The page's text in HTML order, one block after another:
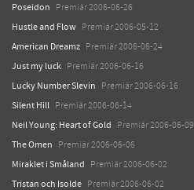
Poseidon Premiär 2006-06-26
Hustle and Flow Premiär 2006-05-12
American Dreamz Premiär 2006-06-24
Just my luck Premiär 2006-06-16
Lucky Number Slevin Premiär 2006-06-16
Silent Hill Premiär 2006-06-14
Neil Young: Heart of Gold Premiär 2006-06-09
The Omen Premiär 2006-06-06
Miraklet i Småland Premiär 2006-06-02
Tristan och Isolde Premiär 2006-06-02